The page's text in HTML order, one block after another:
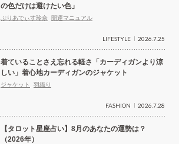
の色だけは避けたい色」
ぷりあでぃす玲奈 開運マニュアル
LIFESTYLE 2026.7.25
着ていることさえ忘れる軽さ「カーディガンより涼
しい」着心地カーディガンのジャケット
ジャケット 羽織り
FASHION 2026.7.28
【タロット星座占い】8月のあなたの運勢は？
（2026年）